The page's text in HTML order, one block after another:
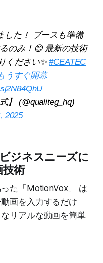
した！ ブースも準備
のみ！😊 最新の技術
ください✨#CEATEC
うすぐ開幕
】 (@qualiteg_hq)
2025
ジネスニーズに
技術
た「MotionVox」 は
画を入力するだけ
リアルな動画を簡単